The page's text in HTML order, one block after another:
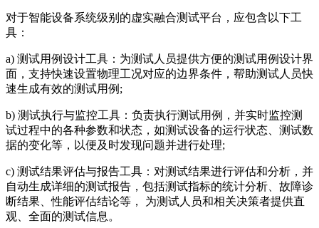
对于智能设备系统级别的虚实融合测试平台，应包含以下工
具：
a) 测试用例设计工具：为测试人员提供方便的测试用例设计界
面，支持快速设置物理工况对应的边界条件，帮助测试人员快
速生成有效的测试用例;
b) 测试执行与监控工具：负责执行测试用例，并实时监控测
试过程中的各种参数和状态，如测试设备的运行状态、测试数
据的变化等，以便及时发现问题并进行处理;
c) 测试结果评估与报告工具：对测试结果进行评估和分析，并
自动生成详细的测试报告，包括测试指标的统计分析、故障诊
断结果、性能评估结论等， 为测试人员和相关决策者提供直
观、全面的测试信息。